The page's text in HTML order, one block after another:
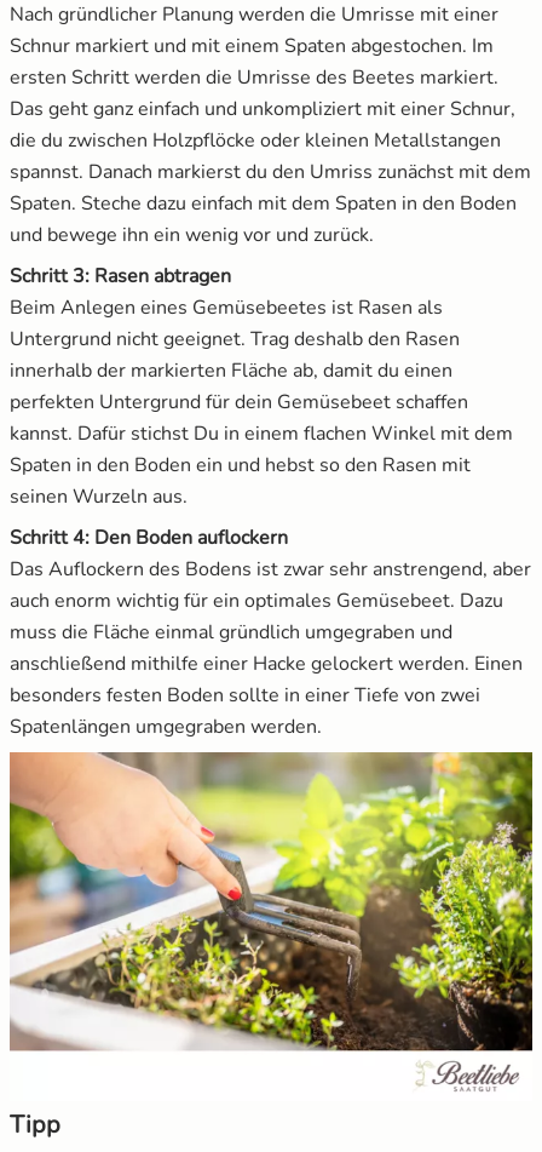
Nach gründlicher Planung werden die Umrisse mit einer
Schnur markiert und mit einem Spaten abgestochen. Im
ersten Schritt werden die Umrisse des Beetes markiert.
Das geht ganz einfach und unkompliziert mit einer Schnur,
die du zwischen Holzpflöcke oder kleinen Metallstangen
spannst. Danach markierst du den Umriss zunächst mit dem
Spaten. Steche dazu einfach mit dem Spaten in den Boden
und bewege ihn ein wenig vor und zurück.
Schritt 3: Rasen abtragen
Beim Anlegen eines Gemüsebeetes ist Rasen als
Untergrund nicht geeignet. Trag deshalb den Rasen
innerhalb der markierten Fläche ab, damit du einen
perfekten Untergrund für dein Gemüsebeet schaffen
kannst. Dafür stichst Du in einem flachen Winkel mit dem
Spaten in den Boden ein und hebst so den Rasen mit
seinen Wurzeln aus.
Schritt 4: Den Boden auflockern
Das Auflockern des Bodens ist zwar sehr anstrengend, aber
auch enorm wichtig für ein optimales Gemüsebeet. Dazu
muss die Fläche einmal gründlich umgegraben und
anschließend mithilfe einer Hacke gelockert werden. Einen
besonders festen Boden sollte in einer Tiefe von zwei
Spatenlängen umgegraben werden.
Tipp